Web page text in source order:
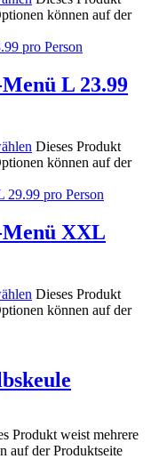
können auf der
L 23.99
Dieses Produkt
können auf der
XXL
Dieses Produkt
können auf der
Produkt weist mehrere
auf der Produktseite